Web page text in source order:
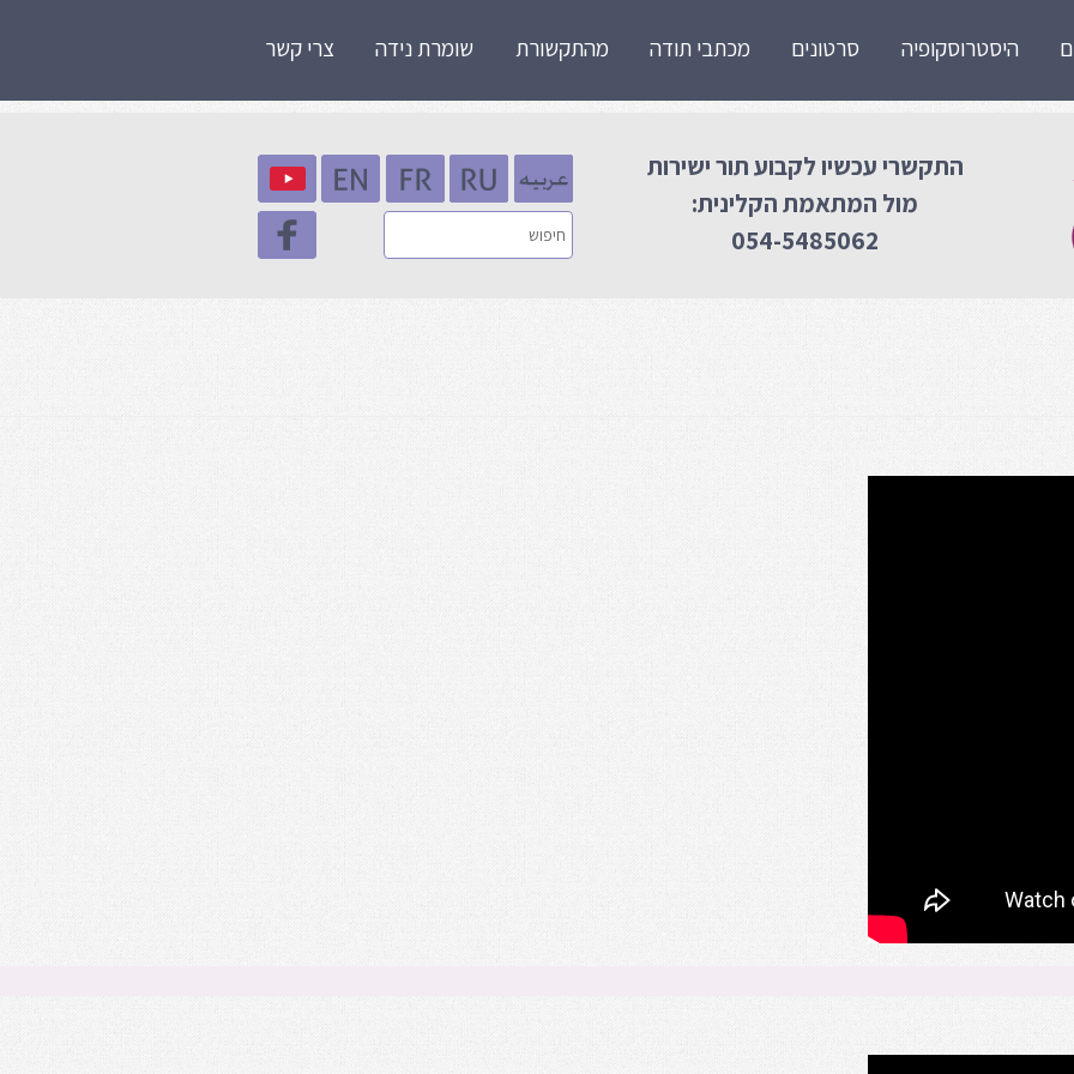
היסטרוסקופיה סרטונים מכתבי תודה מהתקשורת שומרת נידה צרי קשר
התקשרי עכשיו לקבוע תור ישירות
מול המתאמת הקלינית:
054-5485062